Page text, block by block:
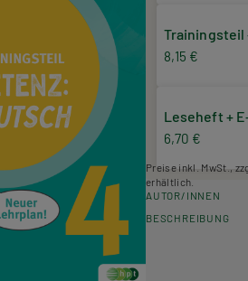
Trainingsteil
8,15 €
Leseheft +
6,70 €
Preise inkl. MwSt.,
erhältlich.
AUTOR/INNEN
BESCHREIBUNG